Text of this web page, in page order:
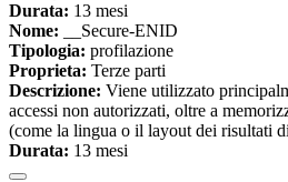
Durata: 13 mesi
Nome: __Secure-ENID
Tipologia: profilazione
Proprieta: Terze parti
Descrizione: Viene utilizzato
accessi non autorizzati, oltre a
(come la lingua o il layout dei risultati
Durata: 13 mesi